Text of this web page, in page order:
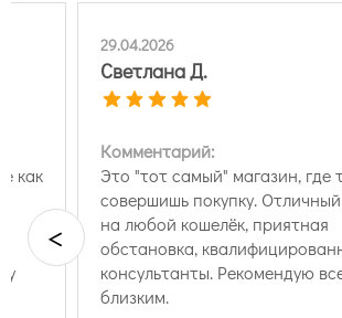
как
29.04.2026
Светлана Д.
Комментарий:
Это "тот самый" магазин, где
совершишь покупку.
на любой кошелёк, приятная
обстановка,
консультанты. Рекомендую
близким.
<